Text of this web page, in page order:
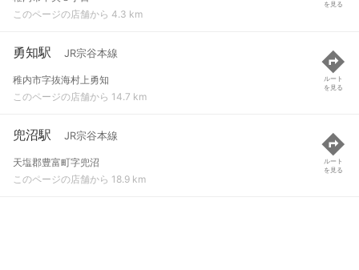
このページの店舗から 4.3 km
を見る
勇知駅 JR宗谷本線
稚内市字抜海村上勇知
このページの店舗から 14.7 km
ルート
を見る
兜沼駅 JR宗谷本線
天塩郡豊富町字兜沼
このページの店舗から 18.9 km
ルート
を見る